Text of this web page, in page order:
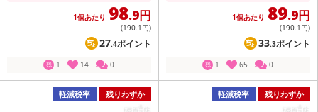
1個あたり 98.9円
(190.1円)
27.4ポイント
残 1 14 0
1個あたり 89.9円
(190.1円)
33.3ポイント
残 1 65 0
軽減税率 残りわずか 軽減税率 残りわずか